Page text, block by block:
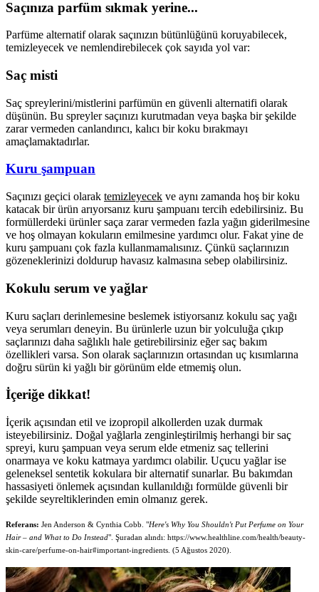
Saçınıza parfüm sıkmak yerine...
Parfüme alternatif olarak saçınızın bütünlüğünü koruyabilecek,
temizleyecek ve nemlendirebilecek çok sayıda yol var:
Saç misti
Saç spreylerini/mistlerini parfümün en güvenli alternatifi olarak
düşünün. Bu spreyler saçınızı kurutmadan veya başka bir şekilde
zarar vermeden canlandırıcı, kalıcı bir koku bırakmayı
amaçlamaktadırlar.
Kuru şampuan
Saçınızı geçici olarak temizleyecek ve aynı zamanda hoş bir koku
katacak bir ürün arıyorsanız kuru şampuanı tercih edebilirsiniz. Bu
formüllerdeki ürünler saça zarar vermeden fazla yağın giderilmesine
ve hoş olmayan kokuların emilmesine yardımcı olur. Fakat yine de
kuru şampuanı çok fazla kullanmamalısınız. Çünkü saçlarınızın
gözeneklerinizi doldurup havasız kalmasına sebep olabilirsiniz.
Kokulu serum ve yağlar
Kuru saçları derinlemesine beslemek istiyorsanız kokulu saç yağı
veya serumları deneyin. Bu ürünlerle uzun bir yolculuğa çıkıp
saçlarınızı daha sağlıklı hale getirebilirsiniz eğer saç bakım
özellikleri varsa. Son olarak saçlarınızın ortasından uç kısımlarına
doğru sürün ki yağlı bir görünüm elde etmemiş olun.
İçeriğe dikkat!
İçerik açısından etil ve izopropil alkollerden uzak durmak
isteyebilirsiniz. Doğal yağlarla zenginleştirilmiş herhangi bir saç
spreyi, kuru şampuan veya serum elde etmeniz saç tellerini
onarmaya ve koku katmaya yardımcı olabilir. Uçucu yağlar ise
geleneksel sentetik kokulara bir alternatif sunarlar. Bu bakımdan
hassasiyeti önlemek açısından kullanıldığı formülde güvenli bir
şekilde seyreltiklerinden emin olmanız gerek.
Referans: Jen Anderson & Cynthia Cobb. "Here's Why You Shouldn't Put Perfume on Your
Hair – and What to Do Instead". Şuradan alındı: https://www.healthline.com/health/beauty-
skin-care/perfume-on-hair#important-ingredients. (5 Ağustos 2020).